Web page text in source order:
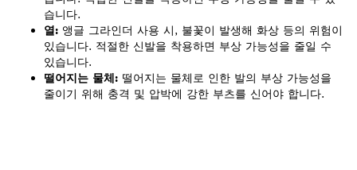
습니다.
열: 앵글 그라인더 사용 시, 불꽃이 발생해 화상 등의 위험이
있습니다. 적절한 신발을 착용하면 부상 가능성을 줄일 수
있습니다.
떨어지는 물체: 떨어지는 물체로 인한 발의 부상 가능성을
줄이기 위해 충격 및 압박에 강한 부츠를 신어야 합니다.